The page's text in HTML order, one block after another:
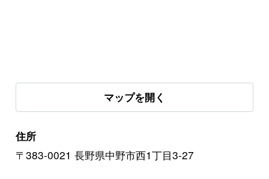
マップを開く
住所
〒383-0021 長野県中野市西1丁目3-27